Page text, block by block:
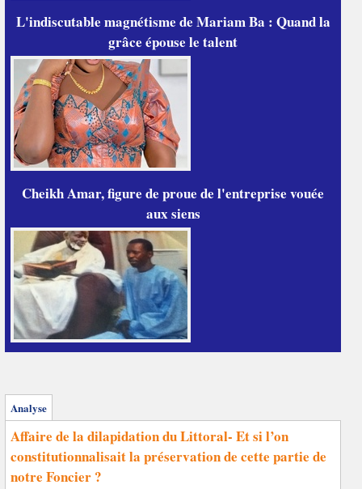
L'indiscutable magnétisme de Mariam Ba : Quand la
grâce épouse le talent
Cheikh Amar, figure de proue de l'entreprise vouée
aux siens
Analyse
Affaire de la dilapidation du Littoral- Et si l’on
constitutionnalisait la préservation de cette partie de
notre Foncier ?